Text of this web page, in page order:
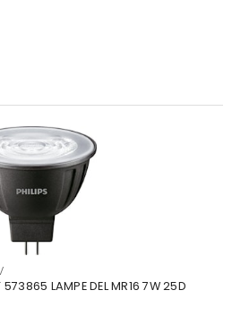
573865 LAMPE DEL MR16 7W 25D